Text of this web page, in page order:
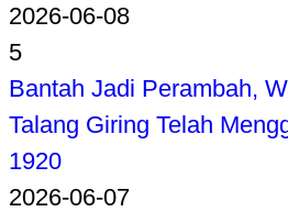
2026-06-08
5
Bantah Jadi Perambah,
Talang Giring Telah
1920
2026-06-07